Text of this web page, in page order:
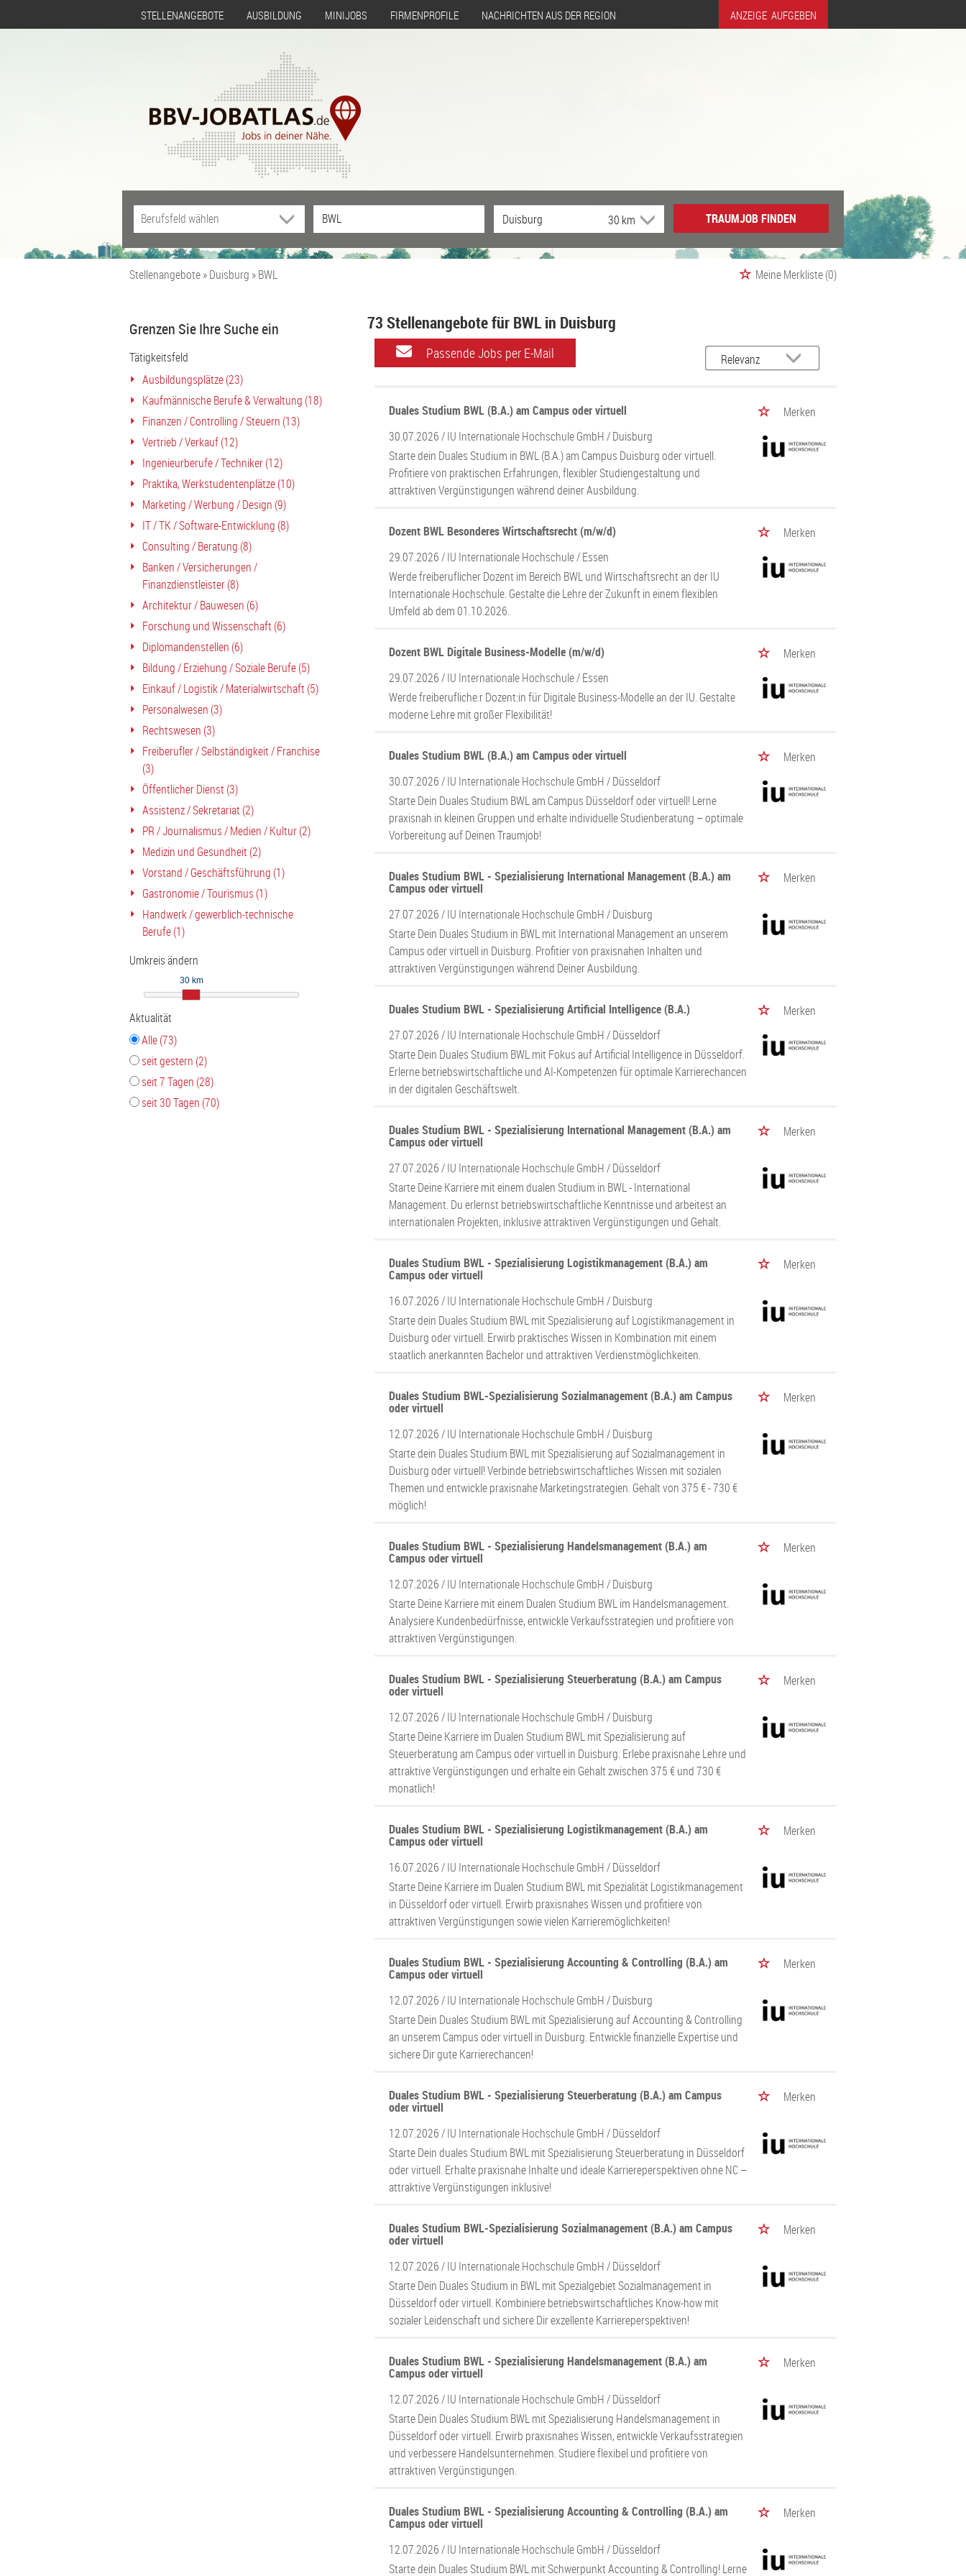
STELLENANGEBOTE AUSBILDUNG MINIJOBS FIRMENPROFILE NACHRICHTEN AUS DER REGION ANZEIGE AUFGEBEN
TRAUMJOB FINDEN
Stellenangebote Duisburg BWL Meine Merkliste(0)
Grenzen Sie Ihre Suche ein
Tätigkeitsfeld
Ausbildungsplätze (23)
Kaufmännische Berufe & Verwaltung (18)
Finanzen / Controlling / Steuern (13)
Vertrieb / Verkauf (12)
Ingenieurberufe / Techniker (12)
Praktika, Werkstudentenplätze (10)
Marketing / Werbung / Design (9)
IT / TK / Software-Entwicklung (8)
Consulting / Beratung (8)
Banken / Versicherungen /
Finanzdienstleister (8)
Architektur / Bauwesen (6)
Forschung und Wissenschaft (6)
Diplomandenstellen (6)
Bildung / Erziehung / Soziale Berufe (5)
Einkauf / Logistik / Materialwirtschaft (5)
Personalwesen (3)
Rechtswesen (3)
Freiberufler / Selbständigkeit / Franchise
(3)
Öffentlicher Dienst (3)
Assistenz / Sekretariat (2)
PR / Journalismus / Medien / Kultur (2)
Medizin und Gesundheit (2)
Vorstand / Geschäftsführung (1)
Gastronomie / Tourismus (1)
Handwerk / gewerblich-technische
Berufe (1)
Umkreis ändern
30 km
Aktualität
Alle (73)
seit gestern (2)
seit 7 Tagen (28)
seit 30 Tagen (70)
73 Stellenangebote für BWL in Duisburg
Passende Jobs per E-Mail
Duales Studium BWL (B.A.) am Campus oder virtuell
Merken
30.07.2026 /IU Internationale Hochschule GmbH/ Duisburg
Starte dein Duales Studium in BWL (B.A.) am Campus Duisburg oder virtuell.
Profitiere von praktischen Erfahrungen, flexibler Studiengestaltung und
attraktiven Vergünstigungen während deiner Ausbildung.
Dozent BWL Besonderes Wirtschaftsrecht (m/w/d)
Merken
29.07.2026 /IU Internationale Hochschule/ Essen
Werde freiberuflicher Dozent im Bereich BWL und Wirtschaftsrecht an der IU
Internationale Hochschule. Gestalte die Lehre der Zukunft in einem flexiblen
Umfeld ab dem 01.10.2026.
Dozent BWL Digitale Business-Modelle (m/w/d)
Merken
29.07.2026 /IU Internationale Hochschule/ Essen
Werde freiberufliche:r Dozent:in für Digitale Business-Modelle an der IU. Gestalte
moderne Lehre mit großer Flexibilität!
Duales Studium BWL (B.A.) am Campus oder virtuell
Merken
30.07.2026 /IU Internationale Hochschule GmbH/ Düsseldorf
Starte Dein Duales Studium BWL am Campus Düsseldorf oder virtuell! Lerne
praxisnah in kleinen Gruppen und erhalte individuelle Studienberatung – optimale
Vorbereitung auf Deinen Traumjob!
Duales Studium BWL - Spezialisierung International Management (B.A.) am
Campus oder virtuell
Merken
27.07.2026 /IU Internationale Hochschule GmbH/ Duisburg
Starte Dein Duales Studium in BWL mit International Management an unserem
Campus oder virtuell in Duisburg. Profitier von praxisnahen Inhalten und
attraktiven Vergünstigungen während Deiner Ausbildung.
Duales Studium BWL - Spezialisierung Artificial Intelligence (B.A.)
Merken
27.07.2026 /IU Internationale Hochschule GmbH/ Düsseldorf
Starte Dein Duales Studium BWL mit Fokus auf Artificial Intelligence in Düsseldorf.
Erlerne betriebswirtschaftliche und AI-Kompetenzen für optimale Karrierechancen
in der digitalen Geschäftswelt.
Duales Studium BWL - Spezialisierung International Management (B.A.) am
Campus oder virtuell
Merken
27.07.2026 /IU Internationale Hochschule GmbH/ Düsseldorf
Starte Deine Karriere mit einem dualen Studium in BWL - International
Management. Du erlernst betriebswirtschaftliche Kenntnisse und arbeitest an
internationalen Projekten, inklusive attraktiven Vergünstigungen und Gehalt.
Duales Studium BWL - Spezialisierung Logistikmanagement (B.A.) am
Campus oder virtuell
Merken
16.07.2026 /IU Internationale Hochschule GmbH/ Duisburg
Starte dein Duales Studium BWL mit Spezialisierung auf Logistikmanagement in
Duisburg oder virtuell. Erwirb praktisches Wissen in Kombination mit einem
staatlich anerkannten Bachelor und attraktiven Verdienstmöglichkeiten.
Duales Studium BWL-Spezialisierung Sozialmanagement (B.A.) am Campus
oder virtuell
Merken
12.07.2026 /IU Internationale Hochschule GmbH/ Duisburg
Starte dein Duales Studium BWL mit Spezialisierung auf Sozialmanagement in
Duisburg oder virtuell! Verbinde betriebswirtschaftliches Wissen mit sozialen
Themen und entwickle praxisnahe Marketingstrategien. Gehalt von 375 € - 730 €
möglich!
Duales Studium BWL - Spezialisierung Handelsmanagement (B.A.) am
Campus oder virtuell
Merken
12.07.2026 /IU Internationale Hochschule GmbH/ Duisburg
Starte Deine Karriere mit einem Dualen Studium BWL im Handelsmanagement.
Analysiere Kundenbedürfnisse, entwickle Verkaufsstrategien und profitiere von
attraktiven Vergünstigungen.
Duales Studium BWL - Spezialisierung Steuerberatung (B.A.) am Campus
oder virtuell
Merken
12.07.2026 /IU Internationale Hochschule GmbH/ Duisburg
Starte Deine Karriere im Dualen Studium BWL mit Spezialisierung auf
Steuerberatung am Campus oder virtuell in Duisburg. Erlebe praxisnahe Lehre und
attraktive Vergünstigungen und erhalte ein Gehalt zwischen 375 € und 730 €
monatlich!
Duales Studium BWL - Spezialisierung Logistikmanagement (B.A.) am
Campus oder virtuell
Merken
16.07.2026 /IU Internationale Hochschule GmbH/ Düsseldorf
Starte Deine Karriere im Dualen Studium BWL mit Spezialität Logistikmanagement
in Düsseldorf oder virtuell. Erwirb praxisnahes Wissen und profitiere von
attraktiven Vergünstigungen sowie vielen Karrieremöglichkeiten!
Duales Studium BWL - Spezialisierung Accounting & Controlling (B.A.) am
Campus oder virtuell
Merken
12.07.2026 /IU Internationale Hochschule GmbH/ Duisburg
Starte Dein Duales Studium BWL mit Spezialisierung auf Accounting & Controlling
an unserem Campus oder virtuell in Duisburg. Entwickle finanzielle Expertise und
sichere Dir gute Karrierechancen!
Duales Studium BWL - Spezialisierung Steuerberatung (B.A.) am Campus
oder virtuell
Merken
12.07.2026 /IU Internationale Hochschule GmbH/ Düsseldorf
Starte Dein duales Studium BWL mit Spezialisierung Steuerberatung in Düsseldorf
oder virtuell. Erhalte praxisnahe Inhalte und ideale Karriereperspektiven ohne NC –
attraktive Vergünstigungen inklusive!
Duales Studium BWL-Spezialisierung Sozialmanagement (B.A.) am Campus
oder virtuell
Merken
12.07.2026 /IU Internationale Hochschule GmbH/ Düsseldorf
Starte Dein Duales Studium in BWL mit Spezialgebiet Sozialmanagement in
Düsseldorf oder virtuell. Kombiniere betriebswirtschaftliches Know-how mit
sozialer Leidenschaft und sichere Dir exzellente Karriereperspektiven!
Duales Studium BWL - Spezialisierung Handelsmanagement (B.A.) am
Campus oder virtuell
Merken
12.07.2026 /IU Internationale Hochschule GmbH/ Düsseldorf
Starte Dein Duales Studium BWL mit Spezialisierung Handelsmanagement in
Düsseldorf oder virtuell. Erwirb praxisnahes Wissen, entwickle Verkaufsstrategien
und verbessere Handelsunternehmen. Studiere flexibel und profitiere von
attraktiven Vergünstigungen.
Duales Studium BWL - Spezialisierung Accounting & Controlling (B.A.) am
Campus oder virtuell
Merken
12.07.2026 /IU Internationale Hochschule GmbH/ Düsseldorf
Starte dein Duales Studium BWL mit Schwerpunkt Accounting & Controlling! Lerne